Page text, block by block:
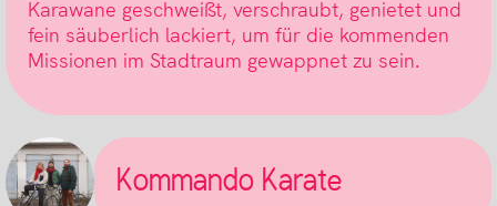
Karawane geschweißt, verschraubt, genietet und
fein säuberlich lackiert, um für die kommenden
Missionen im Stadtraum gewappnet zu sein.
Kommando Karate